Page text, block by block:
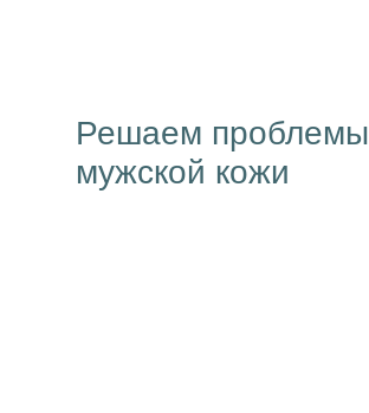
Решаем проблемы
мужской кожи